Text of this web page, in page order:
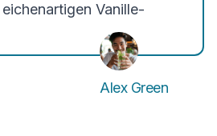
Vanille-
Alex Green